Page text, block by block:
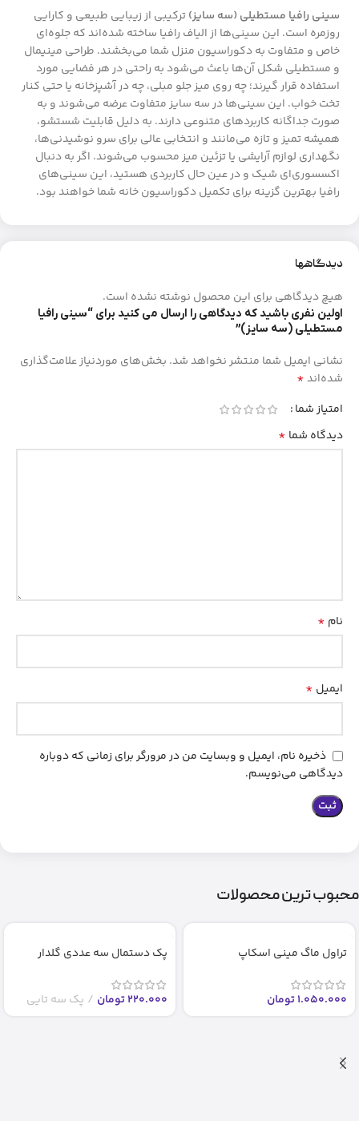
سینی رافیا مستطیلی (سه سایز)ترکیبی از زیبایی طبیعی و کارایی
روزمره است. این سینی‌ها از الیاف رافیا ساخته شده‌اند که جلوه‌ای
خاص و متفاوت به دکوراسیون منزل شما می‌بخشند. طراحی مینیمال
و مستطیلی شکل آن‌ها باعث می‌شود به راحتی در هر فضایی مورد
استفاده قرار گیرند؛ چه روی میز جلو مبلی، چه در آشپزخانه یا حتی کنار
تخت خواب. این سینی‌ها در سه سایز متفاوت عرضه می‌شوند و به
صورت جداگانه کاربردهای متنوعی دارند. به دلیل قابلیت شستشو،
همیشه تمیز و تازه می‌مانند و انتخابی عالی برای سرو نوشیدنی‌ها،
نگهداری لوازم آرایشی یا تزئین میز محسوب می‌شوند. اگر به دنبال
اکسسوری‌ای شیک و در عین حال کاربردی هستید، این سینی‌های
رافیا بهترین گزینه برای تکمیل دکوراسیون خانه شما خواهند بود.
دیدگاهها
هیچ دیدگاهی برای این محصول نوشته نشده است.
اولین نفری باشید که دیدگاهی را ارسال می کنید برای “سینی رافیا
مستطیلی (سه سایز)”
نشانی ایمیل شما منتشر نخواهد شد. بخش‌های موردنیاز علامت‌گذاری
شده‌اند*
امتیاز شما
دیدگاه شما *
نام *
ایمیل *
ذخیره نام، ایمیل و وبسایت من در مرورگر برای زمانی که دوباره
دیدگاهی می‌نویسم.
محبوب ترین محصولات
تراول ماگ مینی اسکاپ
1.050.000تومان
پک دستمال سه عددی گلدار
220.000تومان پک سه تایی